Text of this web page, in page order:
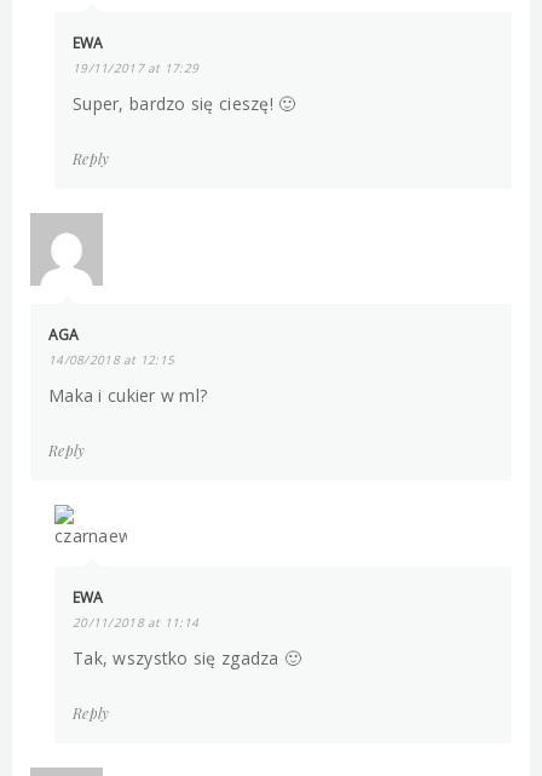
EWA
19/11/2017 at 17:29
Super, bardzo się cieszę! 🙂
Reply
AGA
14/08/2018 at 12:15
Maka i cukier w ml?
Reply
EWA
20/11/2018 at 11:14
Tak, wszystko się zgadza 🙂
Reply